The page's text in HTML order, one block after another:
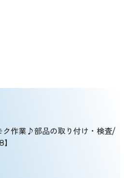
ク作業♪部品の取り付け・検査/